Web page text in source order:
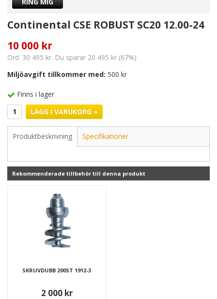
Continental CSE ROBUST SC20 12.00-24
10 000 kr
Ord. 30 495 kr. Du sparar 20 495 kr (67%)
Miljöavgift tillkommer med: 500 kr
Finns i lager
LÄGG I VARUKORG »
Produktbeskrivning Specifikationer
Rekommenderade tillbehör till denna produkt
SKRUVDUBB 200ST 1912-3
2 000 kr